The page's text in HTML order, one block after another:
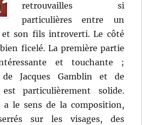
retrouvailles si
particulières entre un
et son fils introverti. Le côté
ficelé. La première partie
et touchante ;
de Jacques Gamblin et de
particulièrement solide.
a le sens de la composition,
sur les visages, des